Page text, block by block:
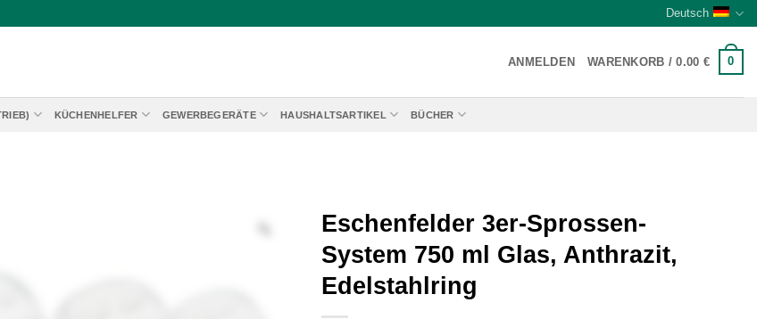
Deutsch
ANMELDEN WARENKORB /0.00 € 0
KÜCHENHELFER GEWERBEGERÄTE HAUSHALTSARTIKEL BÜCHER
Eschenfelder 3er-Sprossen-
System 750 ml Glas, Anthrazit,
Edelstahlring